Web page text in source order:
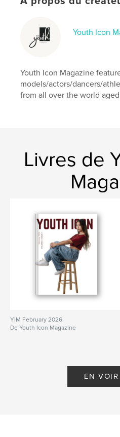
Mots-clés
fashion magazine
Youth Icon
Youth Icon Magazine
models/actors/dancers/
from all over the world
Livres de
YIM February 2026
De Youth Icon Magazine
EN